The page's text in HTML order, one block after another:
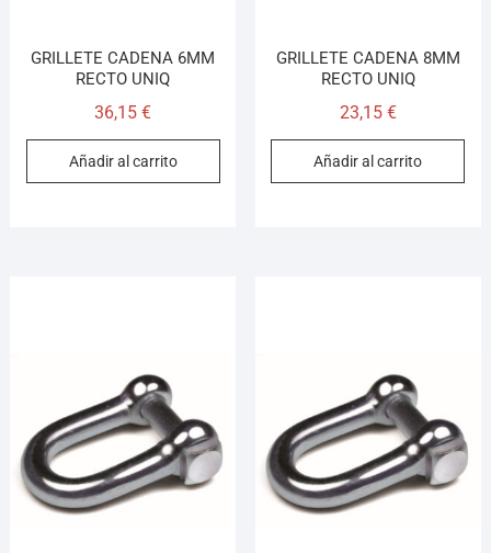
GRILLETE CADENA 6MM
RECTO UNIQ
36,15€
Añadir al carrito
GRILLETE CADENA 8MM
RECTO UNIQ
23,15 €
Añadir al carrito